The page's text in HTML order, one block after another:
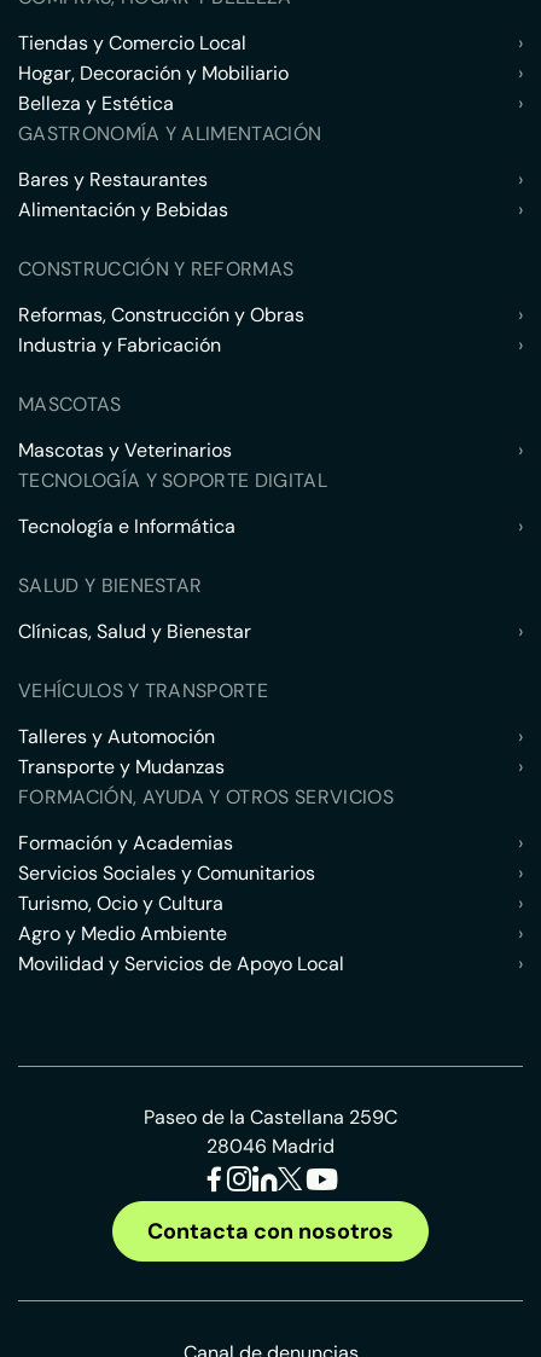
Tiendas y Comercio Local
›
Hogar, Decoración y Mobiliario
›
Belleza y Estética
›
GASTRONOMÍA Y ALIMENTACIÓN
Bares y Restaurantes
›
Alimentación y Bebidas
›
CONSTRUCCIÓN Y REFORMAS
Reformas, Construcción y Obras
›
Industria y Fabricación
›
MASCOTAS
Mascotas y Veterinarios
›
TECNOLOGÍA Y SOPORTE DIGITAL
Tecnología e Informática
›
SALUD Y BIENESTAR
Clínicas, Salud y Bienestar
›
VEHÍCULOS Y TRANSPORTE
Talleres y Automoción
›
Transporte y Mudanzas
›
FORMACIÓN, AYUDA Y OTROS SERVICIOS
Formación y Academias
›
Servicios Sociales y Comunitarios
›
Turismo, Ocio y Cultura
›
Agro y Medio Ambiente
›
Movilidad y Servicios de Apoyo Local
›
Paseo de la Castellana 259C
28046 Madrid
Contacta con nosotros